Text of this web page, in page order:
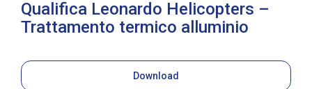
Qualifica Leonardo Helicopters –
Trattamento termico alluminio
Download